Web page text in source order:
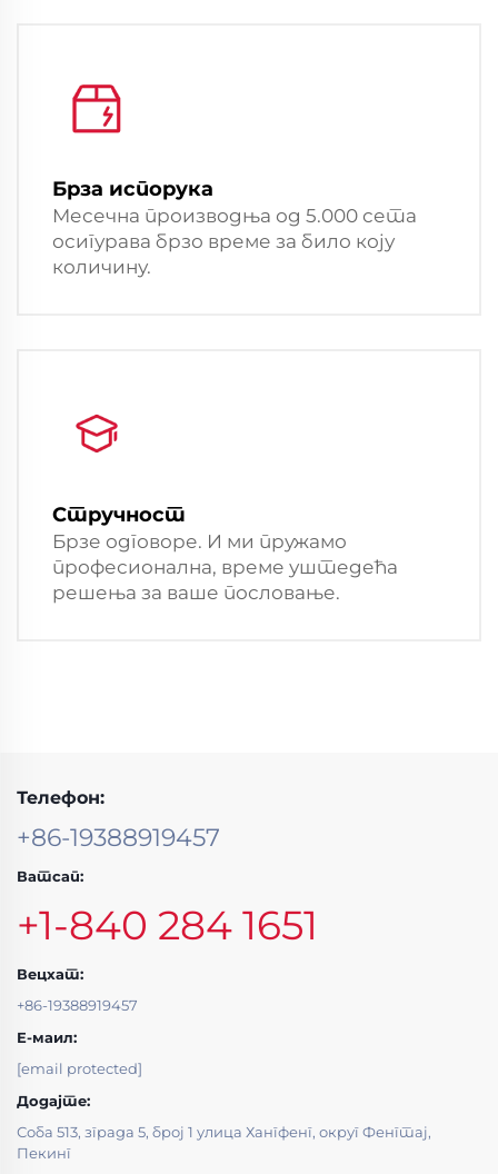
Брза испорука
Месечна производња од 5.000 сета
осигурава брзо време за било коју
количину.
Стручност
Брзе одговоре. И ми пружамо
професионална, време уштедећа
решења за ваше пословање.
Телефон:
+86-19388919457
Ватсап:
+1-840 284 1651
Вецхат:
+86-19388919457
Е-маил:
[email protected]
Додајте:
Соба 513, зграда 5, број 1 улица Хангфенг, округ Фенгтај,
Пекинг